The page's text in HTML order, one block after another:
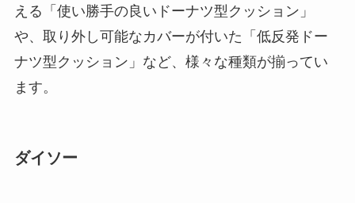
える「使い勝手の良いドーナツ型クッション」
や、取り外し可能なカバーが付いた「低反発ドー
ナツ型クッション」など、様々な種類が揃ってい
ます。
ダイソー